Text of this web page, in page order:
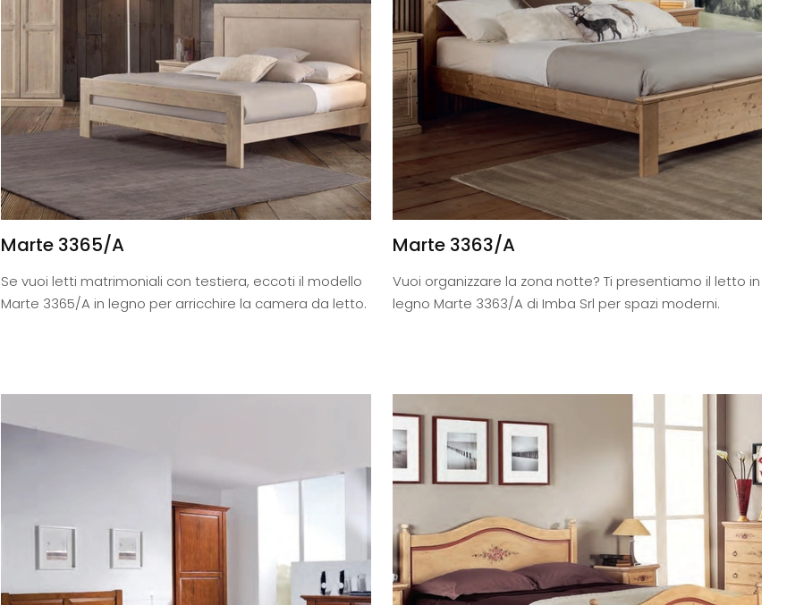
Marte 3365/A
Se vuoi letti matrimoniali con testiera, eccoti il modello
Marte 3365/A in legno per arricchire la camera da letto.
Marte 3363/A
Vuoi organizzare la zona notte? Ti presentiamo il letto in
legno Marte 3363/A di Imba Srl per spazi moderni.